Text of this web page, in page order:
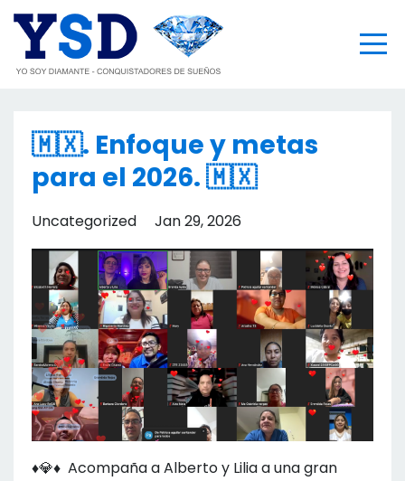
🇲🇽. Enfoque y metas
para el 2026. 🇲🇽
Uncategorized Jan 29, 2026
♦️💎♦️ Acompaña a Alberto y Lilia a una gran